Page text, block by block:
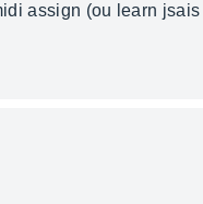
assign (ou learn jsais